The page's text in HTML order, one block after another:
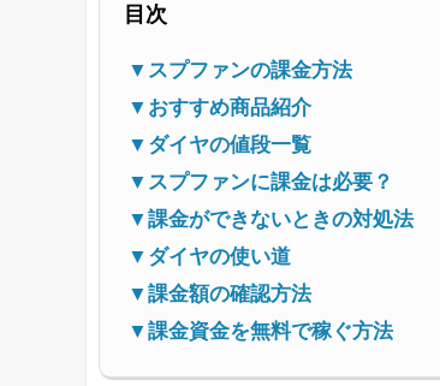
目次
▼スプファンの課金方法
▼おすすめ商品紹介
▼ダイヤの値段一覧
▼スプファンに課金は必要？
▼課金ができないときの対処法
▼ダイヤの使い道
▼課金額の確認方法
▼課金資金を無料で稼ぐ方法